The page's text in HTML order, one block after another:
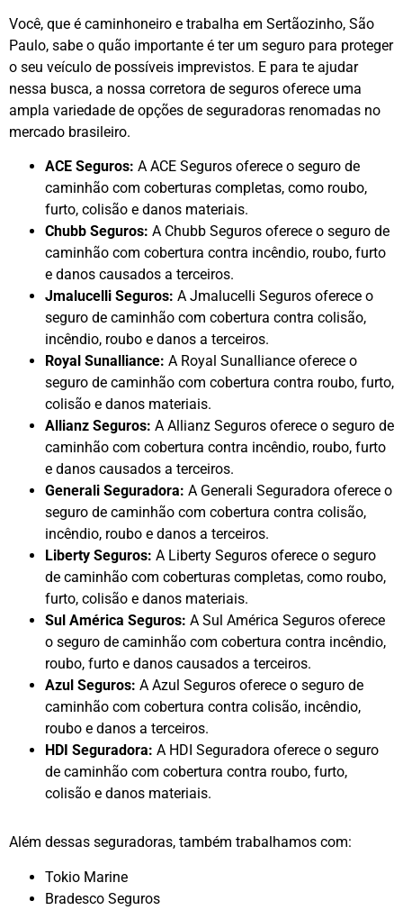
Você, que é caminhoneiro e trabalha em Sertãozinho, São
Paulo, sabe o quão importante é ter um seguro para proteger
o seu veículo de possíveis imprevistos. E para te ajudar
nessa busca, a nossa corretora de seguros oferece uma
ampla variedade de opções de seguradoras renomadas no
mercado brasileiro.
ACE Seguros: A ACE Seguros oferece o seguro de
caminhão com coberturas completas, como roubo,
furto, colisão e danos materiais.
Chubb Seguros: A Chubb Seguros oferece o seguro de
caminhão com cobertura contra incêndio, roubo, furto
e danos causados a terceiros.
Jmalucelli Seguros: A Jmalucelli Seguros oferece o
seguro de caminhão com cobertura contra colisão,
incêndio, roubo e danos a terceiros.
Royal Sunalliance: A Royal Sunalliance oferece o
seguro de caminhão com cobertura contra roubo, furto,
colisão e danos materiais.
Allianz Seguros: A Allianz Seguros oferece o seguro de
caminhão com cobertura contra incêndio, roubo, furto
e danos causados a terceiros.
Generali Seguradora: A Generali Seguradora oferece o
seguro de caminhão com cobertura contra colisão,
incêndio, roubo e danos a terceiros.
Liberty Seguros: A Liberty Seguros oferece o seguro
de caminhão com coberturas completas, como roubo,
furto, colisão e danos materiais.
Sul América Seguros: A Sul América Seguros oferece
o seguro de caminhão com cobertura contra incêndio,
roubo, furto e danos causados a terceiros.
Azul Seguros: A Azul Seguros oferece o seguro de
caminhão com cobertura contra colisão, incêndio,
roubo e danos a terceiros.
HDI Seguradora: A HDI Seguradora oferece o seguro
de caminhão com cobertura contra roubo, furto,
colisão e danos materiais.
Além dessas seguradoras, também trabalhamos com:
Tokio Marine
Bradesco Seguros